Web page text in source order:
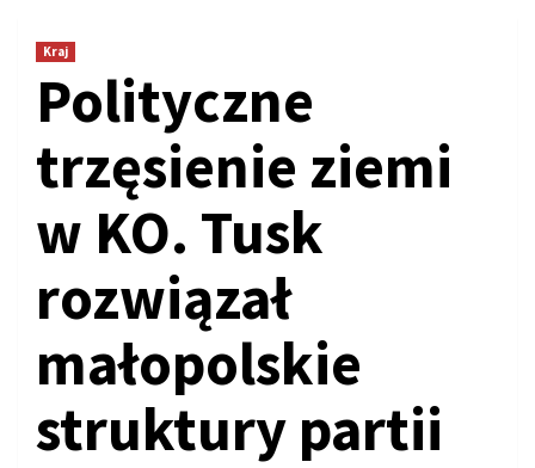
Kraj
Polityczne
trzęsienie ziemi
w KO. Tusk
rozwiązał
małopolskie
struktury partii